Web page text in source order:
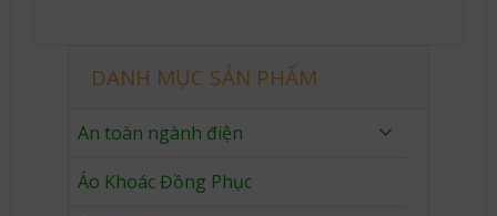
DANH MỤC SẢN PHẨM
An toàn ngành điện
Áo Khoác Đồng Phục